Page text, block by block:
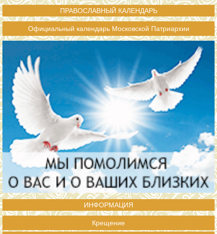
ПРАВОСЛАВНЫЙ КАЛЕНДАРЬ
Официальный календарь Московской Патриархии
ИНФОРМАЦИЯ
Крещение